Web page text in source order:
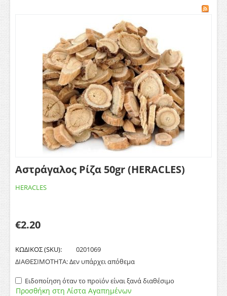
Αστράγαλος Ρίζα 50gr (HERACLES)
HERACLES
€2.20
ΚΩΔΙΚΟΣ (SKU):
0201069
ΔΙΑΘΕΣΙΜΟΤΗΤΑ:Δεν υπάρχει απόθεμα
Ειδοποίηση όταν το προϊόν είναι ξανά διαθέσιμο
Προσθήκη στη Λίστα Αγαπημένων